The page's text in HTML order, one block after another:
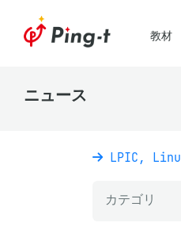
教材
ニュース
LPIC,
カテゴリ